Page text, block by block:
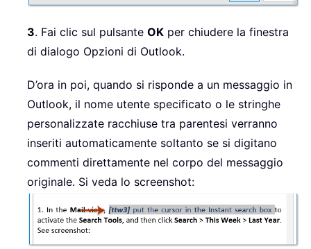
3. Fai clic sul pulsante OK per chiudere la finestra
di dialogo Opzioni di Outlook.
D’ora in poi, quando si risponde a un messaggio in
Outlook, il nome utente specificato o le stringhe
personalizzate racchiuse tra parentesi verranno
inseriti automaticamente soltanto se si digitano
commenti direttamente nel corpo del messaggio
originale. Si veda lo screenshot: